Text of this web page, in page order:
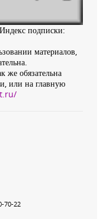
подписки:
материалов,
же обязательна
или на главную
70-22